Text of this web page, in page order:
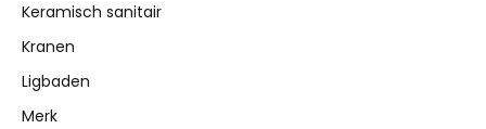
Keramisch sanitair
Kranen
Ligbaden
Merk